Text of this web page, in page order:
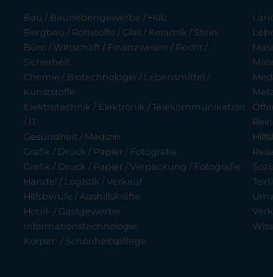
Bau / Baunebengewerbe / Holz
Bergbau / Rohstoffe / Glas / Keramik / Stein
Büro / Wirtschaft / Finanzwesen / Recht /
Sicherheit
Chemie / Biotechnologie / Lebensmittel /
Kunststoffe
Elektrotechnik / Elektronik / Telekommunikation
/ IT
Gesundheit / Medizin
Grafik / Druck / Papier / Fotografie
Grafik / Druck / Papier / Verpackung / Fotografie
Handel / Logistik / Verkauf
Hilfsberufe / Aushilfskräfte
Hotel- / Gastgewerbe
Informationstechnologie
Körper- / Schönheitspflege